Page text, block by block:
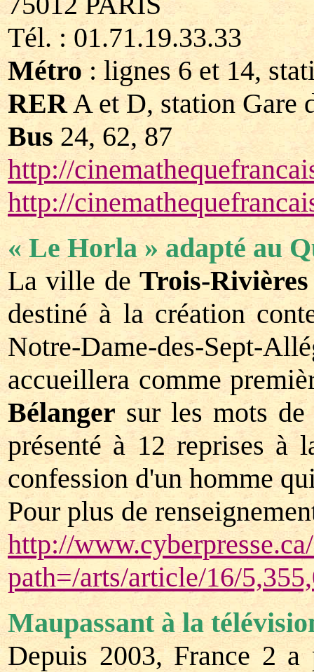
Tél. : 01.71.19.33.33
Métro: lignes 6 et 14,
RERA et D, station Gare
Bus 24, 62, 87
http://
http://
« Le Horla » adapté au
La ville de Trois-
destiné à la création
Notre-Dame-des-
accueillera comme
Bélanger sur les mots
présenté à 12 reprises à
confession d'un homme
Pour plus de
http://
path=/arts/article/16/
Maupassant à la
Depuis 2003, France 2 a